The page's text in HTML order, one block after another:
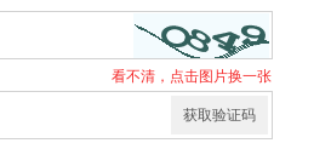
看不清，点击图片换一张
获取验证码